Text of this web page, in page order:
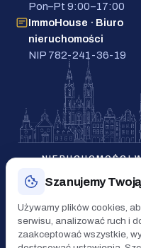
Pon–Pt 9:00–17:00
ImmoHouse · Biuro
nieruchomości
NIP 782-241-36-19
NIERUCHOMOŚCI
Grunwald Łazarz
Winogrady Rataje
Szanujemy
Używamy plików cookies,
serwisu, analizować ruch i
zaakceptować wszystkie,